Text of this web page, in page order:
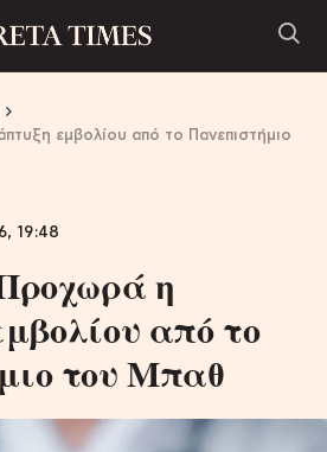
εμβολίου από το Πανεπιστήμιο
19:48
η
από το
του Μπαθ